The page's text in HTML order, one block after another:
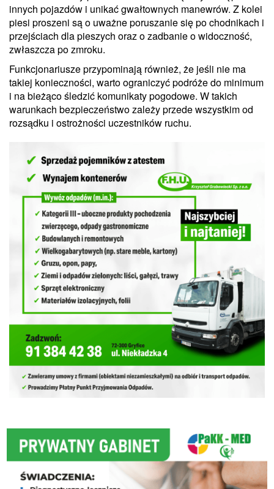
innych pojazdów i unikać gwałtownych manewrów. Z kolei
piesi proszeni są o uważne poruszanie się po chodnikach i
przejściach dla pieszych oraz o zadbanie o widoczność,
zwłaszcza po zmroku.
Funkcjonariusze przypominają również, że jeśli nie ma
takiej konieczności, warto ograniczyć podróże do minimum
i na bieżąco śledzić komunikaty pogodowe. W takich
warunkach bezpieczeństwo zależy przede wszystkim od
rozsądku i ostrożności uczestników ruchu.